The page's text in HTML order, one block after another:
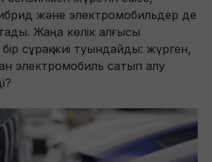
және электромобильдер де
Жаңа көлік алғысы
сұрақ жиі туындайды: жүрген,
электромобиль сатып алу